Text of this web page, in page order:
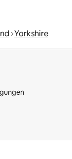
Yorkshire